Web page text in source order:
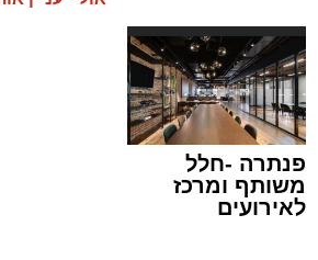
פנתרה -חלל
משותף ומרכז
לאירועים